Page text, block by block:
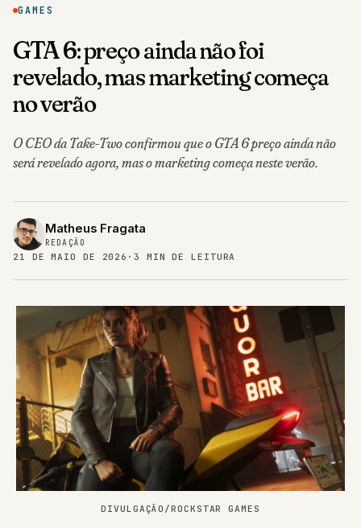
GAMES
GTA 6: preço ainda não foi
revelado, mas marketing começa
no verão
O CEO da Take-Two confirmou que o GTA 6 preço ainda não
será revelado agora, mas o marketing começa neste verão.
Matheus Fragata
REDAÇÃO
21 DE MAIO DE 2026 ·3 MIN DE LEITURA
DIVULGAÇÃO/ROCKSTAR GAMES